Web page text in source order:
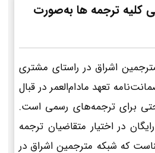
کلیه ترجمه ها به‌صورت
اشراق در راستای مشتری
تعهد مادام‌العمر در قبال
برای ترجمه‌های رسمی است.
در اختیار متقاضیان ترجمه
که شبکه مترجمین اشراق در